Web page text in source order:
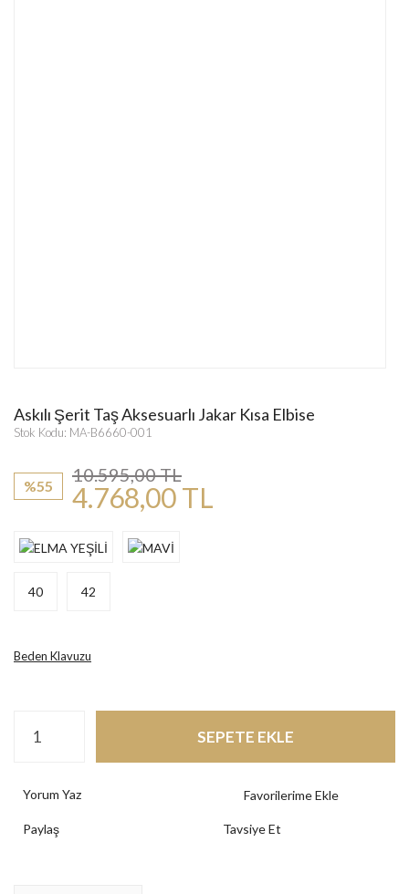
Askılı Şerit Taş Aksesuarlı Jakar Kısa Elbise
Stok Kodu: MA-B6660-001
%55
10.595,00 TL
4.768,00 TL
40 42
Beden Klavuzu
SEPETE EKLE
Yorum Yaz
Paylaş Tavsiye Et